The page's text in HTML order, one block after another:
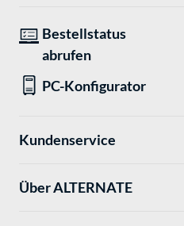
Bestellstatus
abrufen
PC-Konfigurator
Kundenservice
Über ALTERNATE